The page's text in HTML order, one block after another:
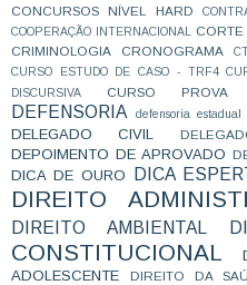
CONCURSOS NÍVEL HARD
COOPERAÇÃO INTERNACIONAL
CORTE
CRIMINOLOGIA CRONOGRAMA
CURSO ESTUDO DE CASO - TRF4
DISCURSIVA
CURSO PROVA
DEFENSORIA
defensoria estadual
DELEGADO CIVIL
DEPOIMENTO DE APROVADO
DICA DE OURO DICA
DIREITO
DIREITO AMBIENTAL
CONSTITUCIONAL
ADOLESCENTE
DIREITO DA